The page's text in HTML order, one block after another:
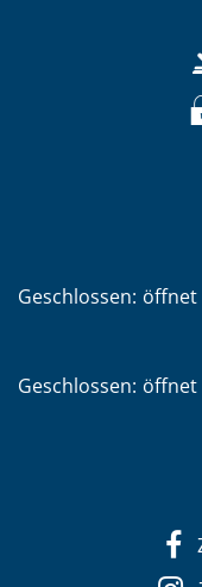
Klicken, um weitere
Geschlossen: öffnet
Klicken, um weitere
Geschlossen: öffnet